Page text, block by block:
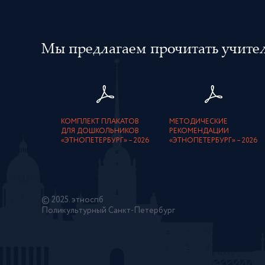
Мы предлагаем прочитать
КОМПЛЕКТ ПЛАКАТОВ
ДЛЯ ДОШКОЛЬНИКОВ
«ЭТНОПЕТЕРБУРГ» – 2026
МЕТОДИЧЕСКИЕ
РЕКОМЕНДАЦИИ
«ЭТНОПЕТЕРБУРГ» – 2026
© 2025. этноспб
Поликультурный Санкт-Петербург